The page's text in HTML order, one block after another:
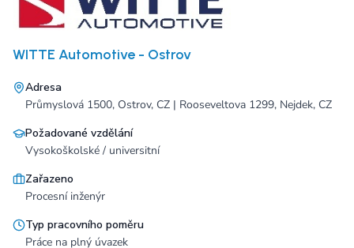
WITTE Automotive - Ostrov
Adresa
Průmyslová 1500, Ostrov, CZ | Rooseveltova 1299, Nejdek, CZ
Požadované vzdělání
Vysokoškolské / universitní
Zařazeno
Procesní inženýr
Typ pracovního poměru
Práce na plný úvazek